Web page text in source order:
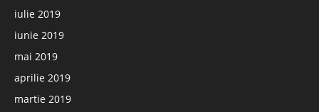
iulie 2019
iunie 2019
mai 2019
aprilie 2019
martie 2019